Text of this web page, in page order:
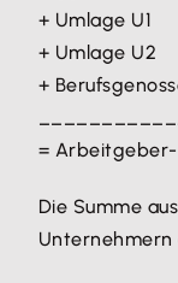
+ Umlage U1
+ Umlage U2
+
=
Die Summe